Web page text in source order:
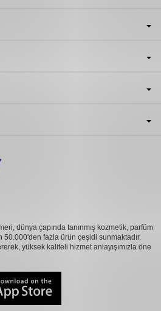
dünya çapında tanınmış kozmetik, parfüm
50.000'den fazla ürün çeşidi sunmaktadır.
yüksek kaliteli hizmet anlayışımızla öne